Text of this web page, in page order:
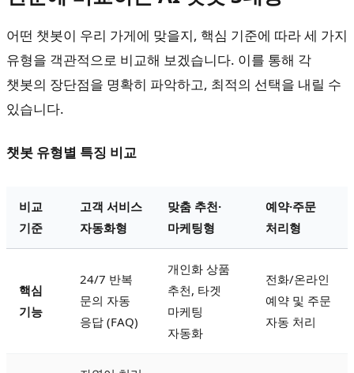
어떤 챗봇이 우리 가게에 맞을지, 핵심 기준에 따라 세 가지
유형을 객관적으로 비교해 보겠습니다. 이를 통해 각
챗봇의 장단점을 명확히 파악하고, 최적의 선택을 내릴 수
있습니다.
챗봇 유형별 특징 비교
비교
기준
고객 서비스
자동화형
맞춤 추천·
마케팅형
예약·주문
처리형
핵심
기능
24/7 반복
문의 자동
응답 (FAQ)
개인화 상품
추천, 타겟
마케팅
자동화
전화/온라인
예약 및 주문
자동 처리